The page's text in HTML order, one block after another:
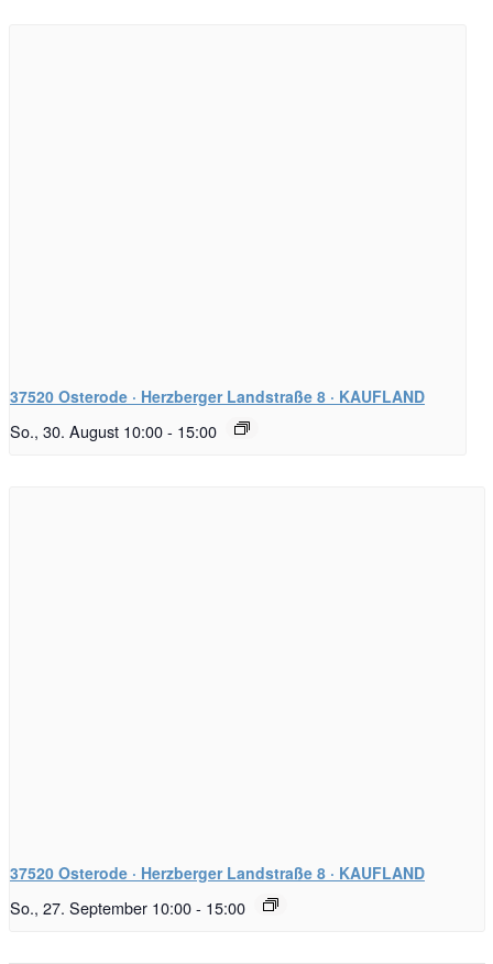
37520 Osterode · Herzberger Landstraße 8 · KAUFLAND
So., 30. August 10:00- 15:00
37520 Osterode · Herzberger Landstraße 8 · KAUFLAND
So., 27. September 10:00- 15:00